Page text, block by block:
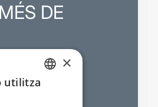
DE
×
utilitza